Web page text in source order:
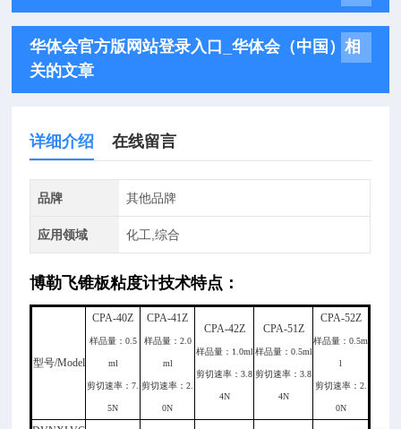
华体会官方版网站登录入口_华体会（中国）相
关的文章
详细介绍 在线留言
品牌 其他品牌
应用领域 化工,综合
博勒飞锥板粘度计技术特点：
型号/Model
CPA-40Z
样品量：0.5
ml
剪切速率：7.
5N
CPA-41Z
样品量：2.0
ml
剪切速率：2.
0N
CPA-42Z
样品量：1.0ml
剪切速率：3.8
4N
CPA-51Z
样品量：0.5ml
剪切速率：3.8
4N
CPA-52Z
样品量：0.5m
l
剪切速率：2.
0N